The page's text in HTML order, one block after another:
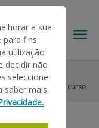
Comuns Em curso
a sua
para fins
utilização
decidir não
seleccione
saber mais,